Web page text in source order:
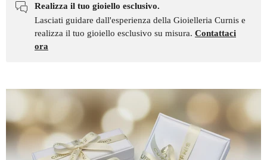
Realizza il tuo gioiello esclusivo.
Lasciati guidare dall'esperienza della Gioielleria Curnis e
realizza il tuo gioiello esclusivo su misura. Contattaci
ora